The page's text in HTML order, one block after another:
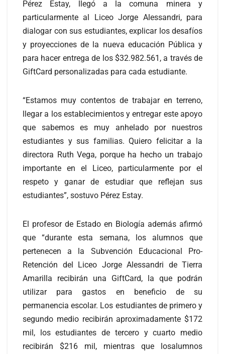
Pérez Estay, llegó a la comuna minera y
particularmente al Liceo Jorge Alessandri, para
dialogar con sus estudiantes, explicar los desafíos
y proyecciones de la nueva educación Pública y
para hacer entrega de los $32.982.561, a través de
GiftCard personalizadas para cada estudiante.
“Estamos muy contentos de trabajar en terreno,
llegar a los establecimientos y entregar este apoyo
que sabemos es muy anhelado por nuestros
estudiantes y sus familias. Quiero felicitar a la
directora Ruth Vega, porque ha hecho un trabajo
importante en el Liceo, particularmente por el
respeto y ganar de estudiar que reflejan sus
estudiantes”, sostuvo Pérez Estay.
El profesor de Estado en Biología además afirmó
que “durante esta semana, los alumnos que
pertenecen a la Subvención Educacional Pro-
Retención del Liceo Jorge Alessandri de Tierra
Amarilla recibirán una GiftCard, la que podrán
utilizar para gastos en beneficio de su
permanencia escolar. Los estudiantes de primero y
segundo medio recibirán aproximadamente $172
mil, los estudiantes de tercero y cuarto medio
recibirán $216 mil, mientras que losalumnos